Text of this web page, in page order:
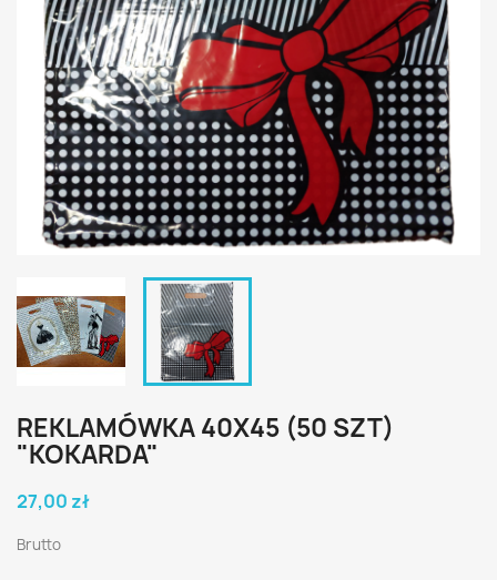
REKLAMÓWKA 40X45 (50 SZT)
"KOKARDA"
27,00 zł
Brutto